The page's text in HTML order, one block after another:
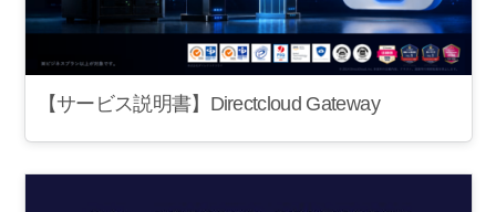
【サービス説明書】Directcloud Gateway